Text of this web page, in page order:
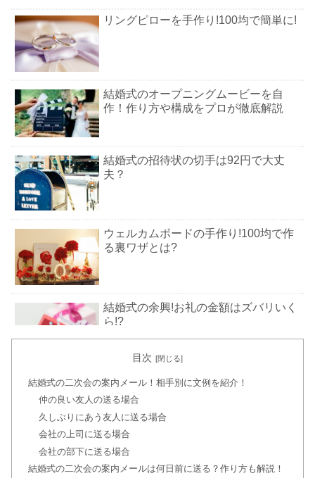
リングピローを手作り!100均で簡単に!
結婚式のオープニングムービーを自
作！作り方や構成をプロが徹底解説
結婚式の招待状の切手は92円で大丈
夫？
ウェルカムボードの手作り!100均で作
る裏ワザとは?
結婚式の余興!お礼の金額はズバリいく
ら!?
結婚式の引き出物の金額相場!夫婦・上
司・親戚は?
ウェディングドレスのオーダー!値段は
意外と安い!?
目次
結婚式の二次会の案内メール！相手別に文例を紹介！
仲の良い友人の送る場合
久しぶりにあう友人に送る場合
会社の上司に送る場合
会社の部下に送る場合
結婚式の二次会の案内メールは何日前に送る？作り方も解説！